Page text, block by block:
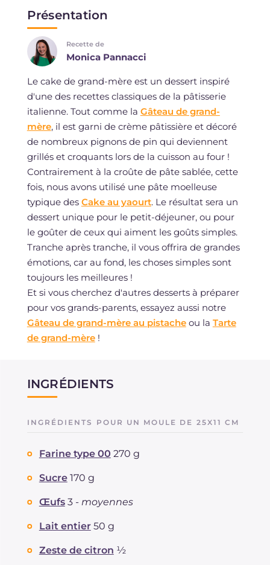
Présentation
Recette de
Monica Pannacci
Le cake de grand-mère est un dessert inspiré
d'une des recettes classiques de la pâtisserie
italienne. Tout comme la Gâteau de grand-
mère, il est garni de crème pâtissière et décoré
de nombreux pignons de pin qui deviennent
grillés et croquants lors de la cuisson au four !
Contrairement à la croûte de pâte sablée, cette
fois, nous avons utilisé une pâte moelleuse
typique des Cake au yaourt. Le résultat sera un
dessert unique pour le petit-déjeuner, ou pour
le goûter de ceux qui aiment les goûts simples.
Tranche après tranche, il vous offrira de grandes
émotions, car au fond, les choses simples sont
toujours les meilleures !
Et si vous cherchez d'autres desserts à préparer
pour vos grands-parents, essayez aussi notre
Gâteau de grand-mère au pistacheou la Tarte
de grand-mère!
INGRÉDIENTS
INGRÉDIENTS POUR UN MOULE DE 25X11 CM
Farine type 00 270 g
Sucre 170 g
Œufs 3 - moyennes
Lait entier 50 g
Zeste de citron ½